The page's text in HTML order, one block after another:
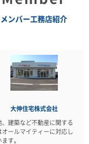
メンバー工務店紹介
大伸住宅株式会社
、建築など不動産に関する
オールマイティーに対応し
ます。